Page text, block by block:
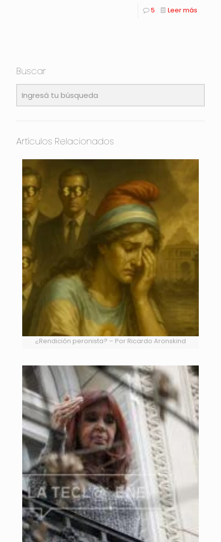
5 Leer más
Buscar
Artículos Relacionados
¿Rendición peronista? – Por Ricardo Aronskind